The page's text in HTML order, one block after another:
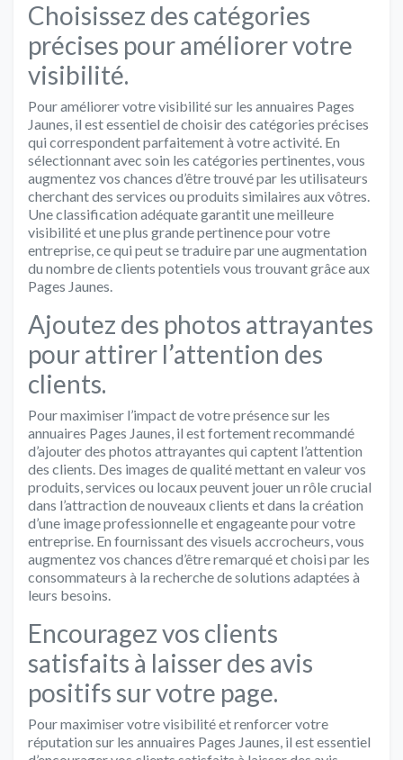
Choisissez des catégories
précises pour améliorer votre
visibilité.
Pour améliorer votre visibilité sur les annuaires Pages
Jaunes, il est essentiel de choisir des catégories précises
qui correspondent parfaitement à votre activité. En
sélectionnant avec soin les catégories pertinentes, vous
augmentez vos chances d’être trouvé par les utilisateurs
cherchant des services ou produits similaires aux vôtres.
Une classification adéquate garantit une meilleure
visibilité et une plus grande pertinence pour votre
entreprise, ce qui peut se traduire par une augmentation
du nombre de clients potentiels vous trouvant grâce aux
Pages Jaunes.
Ajoutez des photos attrayantes
pour attirer l’attention des
clients.
Pour maximiser l’impact de votre présence sur les
annuaires Pages Jaunes, il est fortement recommandé
d’ajouter des photos attrayantes qui captent l’attention
des clients. Des images de qualité mettant en valeur vos
produits, services ou locaux peuvent jouer un rôle crucial
dans l’attraction de nouveaux clients et dans la création
d’une image professionnelle et engageante pour votre
entreprise. En fournissant des visuels accrocheurs, vous
augmentez vos chances d’être remarqué et choisi par les
consommateurs à la recherche de solutions adaptées à
leurs besoins.
Encouragez vos clients
satisfaits à laisser des avis
positifs sur votre page.
Pour maximiser votre visibilité et renforcer votre
réputation sur les annuaires Pages Jaunes, il est essentiel